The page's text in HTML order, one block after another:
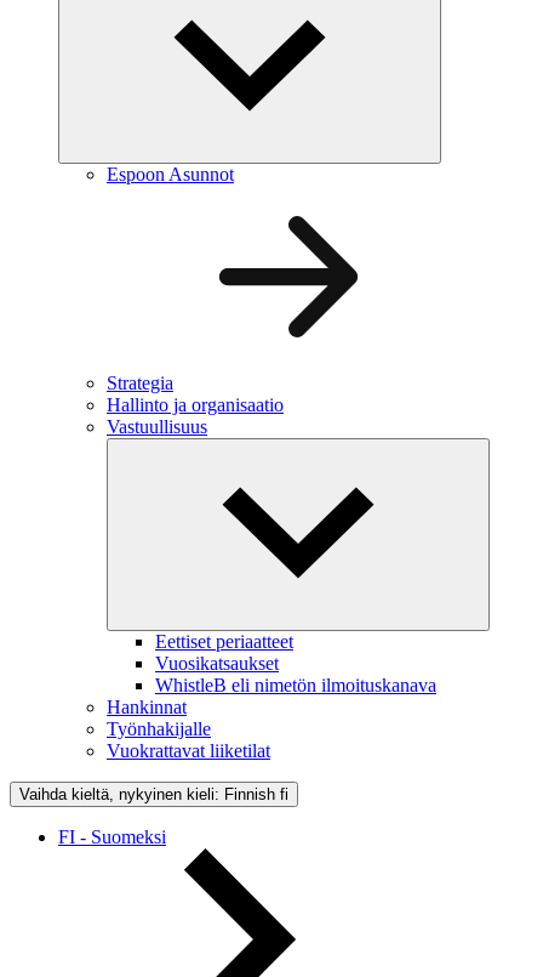
Espoon Asunnot
Strategia
Hallinto ja organisaatio
Vastuullisuus
Eettiset periaatteet
Vuosikatsaukset
WhistleB eli nimetön ilmoituskanava
Hankinnat
Työnhakijalle
Vuokrattavat liiketilat
Vaihda kieltä, nykyinen kieli: Finnish fi
FI - Suomeksi